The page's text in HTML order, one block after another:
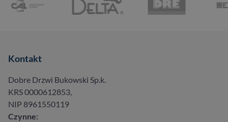
Kontakt
Dobre Drzwi Bukowski Sp.k.
KRS 0000612853,
NIP 8961550119
Czynne: